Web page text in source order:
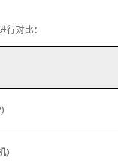
对比：
)